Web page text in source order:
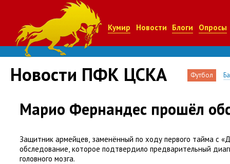
Кумир Новости Блоги Опросы
Новости ПФК ЦСКА Футбол
Марио Фернандес прошёл
Защитник армейцев, заменённый по ходу первого тайма с
обследование, которое подтвердило предварительный
головного мозга.